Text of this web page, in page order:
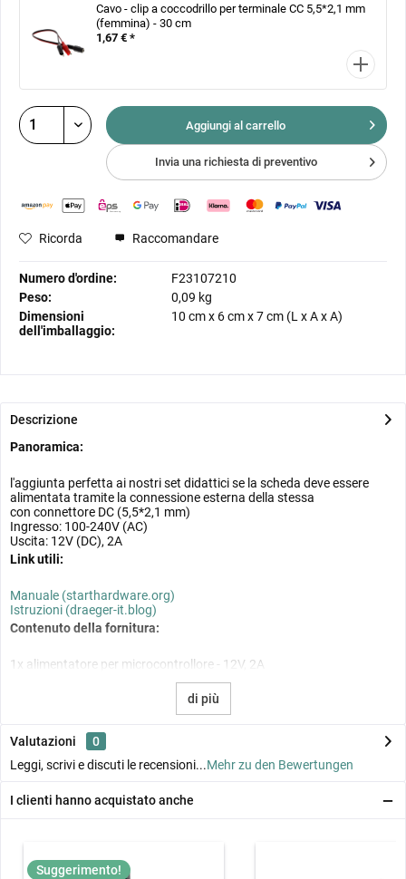
Cavo - clip a coccodrillo per terminale CC 5,5*2,1 mm
(femmina) - 30 cm
1,67 € *
Aggiungi al carrello
Invia una richiesta di preventivo
Ricorda Raccomandare
Numero d'ordine:
F23107210
Peso:
0,09 kg
Dimensioni
dell'imballaggio:
10 cmx 6 cmx7 cm (L x A x A)
Descrizione
Panoramica:
l'aggiunta perfetta ai nostri set didattici se la scheda deve essere
alimentata tramite la connessione esterna della stessa
con connettore DC (5,5*2,1 mm)
Ingresso: 100-240V (AC)
Uscita: 12V (DC), 2A
Link utili:
Manuale (starthardware.org)
Istruzioni (draeger-it.blog)
Contenuto della fornitura:
1x alimentatore per microcontrollore - 12V, 2A
di più
Valutazioni
0
Leggi, scrivi e discuti le recensioni...Mehr zu den Bewertungen
I clienti hanno acquistato anche
Suggerimento!